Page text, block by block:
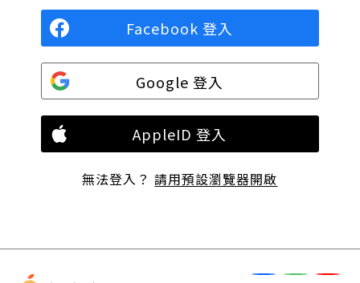
Facebook 登入
Google 登入
AppleID 登入
無法登入？請用預設瀏覽器開啟